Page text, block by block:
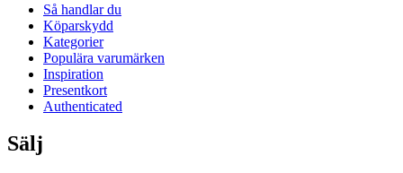
Så handlar du
Köparskydd
Kategorier
Populära varumärken
Inspiration
Presentkort
Authenticated
Sälj